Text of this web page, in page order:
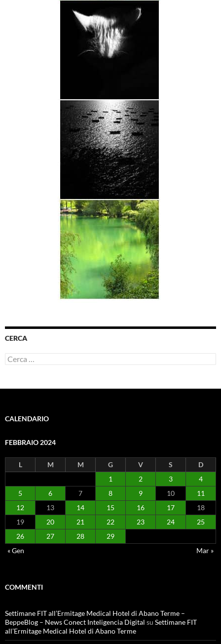
CERCA
Ricerca
per:
CALENDARIO
FEBBRAIO 2024
L M M G V S
D
1
2 3
4
5
6 7 8 9 10
11
12
13 14 15 16 17
18
19
20 21 22 23 24
25
26
27 28
29
« Gen
Mar »
COMMENTI
Settimane FIT all’Ermitage Medical Hotel di Abano Terme –
BeppeBlog – News Conect Inteligencia Digital su Settimane FIT
all’Ermitage Medical Hotel di Abano Terme